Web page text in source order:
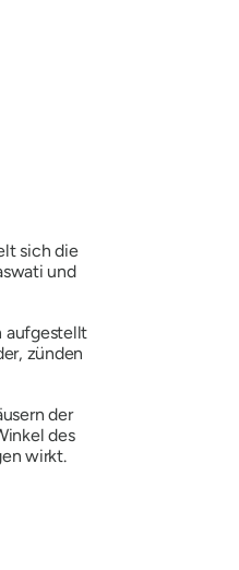
sich die
und
aufgestellt
zünden
der
des
wirkt.